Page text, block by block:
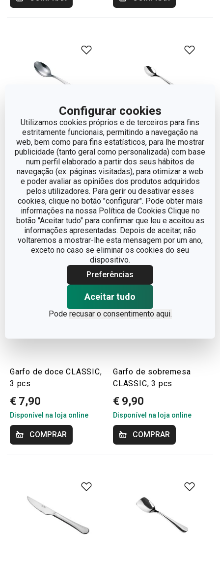
Configurar cookies
Utilizamos cookies próprios e de terceiros para fins
estritamente funcionais, permitindo a navegação na
web, bem como para fins estatísticos, para lhe mostrar
publicidade (tanto geral como personalizada) com base
num perfil elaborado a partir dos seus hábitos de
navegação (ex. páginas visitadas), para otimizar a web
e poder avaliar as opiniões dos produtos adquiridos
pelos utilizadores. Para gerir ou desativar esses
cookies, clique no botão "configurar". Pode obter mais
informações na nossa Política de Cookies Clique no
botão "Aceitar tudo" para confirmar que leu e aceitou as
informações apresentadas. Depois de aceitar, não
voltaremos a mostrar-lhe esta mensagem por um ano,
exceto no caso se eliminar os cookies do seu
dispositivo.
Preferências
Aceitar tudo
Pode recusar o consentimento aqui.
Colher de chá CLASSIC,
6 pcs
€ 13,90
Disponível na loja online
COMPRAR
Colher de café CLASSIC,
6 pcs
€ 11,90
Disponível na loja online
COMPRAR
Garfo de doce CLASSIC,
3 pcs
€ 7,90
Disponível na loja online
COMPRAR
Garfo de sobremesa
CLASSIC, 3 pcs
€ 9,90
Disponível na loja online
COMPRAR